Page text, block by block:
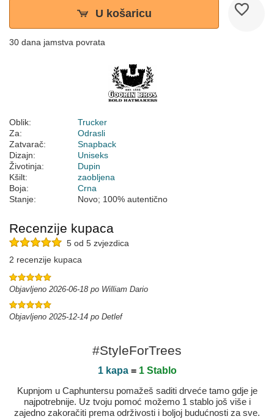
U košaricu
30 dana jamstva povrata
Oblik:
Trucker
Za:
Odrasli
Zatvarač:
Snapback
Dizajn:
Uniseks
Životinja:
Dupin
Kšilt:
zaobljena
Boja:
Crna
Stanje:
Novo; 100% autentično
Recenzije kupaca
5 od 5 zvjezdica
2 recenzije kupaca
Objavljeno 2026-06-18 po William Dario
Objavljeno 2025-12-14 po Detlef
#StyleForTrees
1 kapa= 1 Stablo
Kupnjom u Caphuntersu pomažeš saditi drveće tamo gdje je
najpotrebnije. Uz tvoju pomoć možemo 1 stablo još više i
zajedno zakoračiti prema održivosti i boljoj budućnosti za sve.